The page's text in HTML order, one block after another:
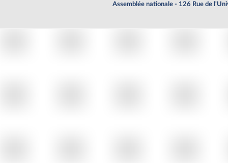
Assemblée nationale - 126 Rue de